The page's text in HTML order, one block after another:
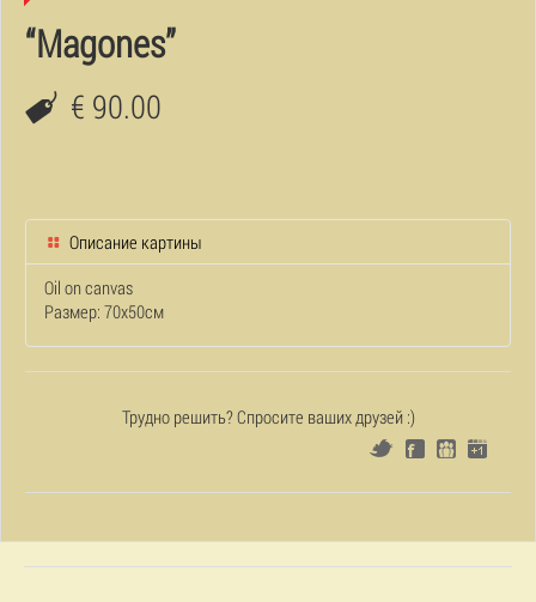
“Magones”
€ 90.00
Описание картины
Oil on canvas
Размер: 70x50см
Трудно решить? Спросите ваших друзей :)